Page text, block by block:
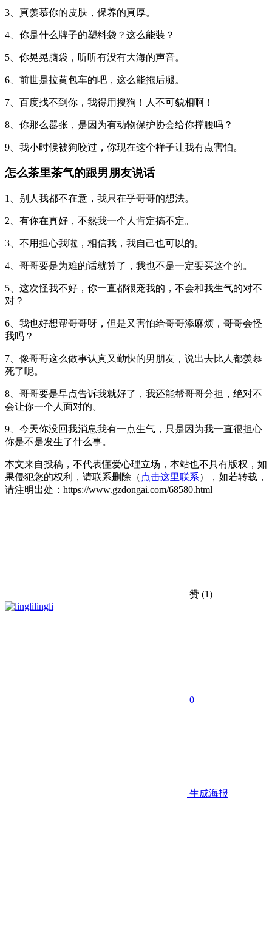
3、真羡慕你的皮肤，保养的真厚。
4、你是什么牌子的塑料袋？这么能装？
5、你晃晃脑袋，听听有没有大海的声音。
6、前世是拉黄包车的吧，这么能拖后腿。
7、百度找不到你，我得用搜狗！人不可貌相啊！
8、你那么嚣张，是因为有动物保护协会给你撑腰吗？
9、我小时候被狗咬过，你现在这个样子让我有点害怕。
怎么茶里茶气的跟男朋友说话
1、别人我都不在意，我只在乎哥哥的想法。
2、有你在真好，不然我一个人肯定搞不定。
3、不用担心我啦，相信我，我自己也可以的。
4、哥哥要是为难的话就算了，我也不是一定要买这个的。
5、这次怪我不好，你一直都很宠我的，不会和我生气的对不
对？
6、我也好想帮哥哥呀，但是又害怕给哥哥添麻烦，哥哥会怪
我吗？
7、像哥哥这么做事认真又勤快的男朋友，说出去比人都羡慕
死了呢。
8、哥哥要是早点告诉我就好了，我还能帮哥哥分担，绝对不
会让你一个人面对的。
9、今天你没回我消息我有一点生气，只是因为我一直很担心
你是不是发生了什么事。
本文来自投稿，不代表懂爱心理立场，本站也不具有版权，如
果侵犯您的权利，请联系删除（ 点击这里联系），如若转载，
请注明出处：https://www.gzdongai.com/68580.html
赞 (1)
lingli
0
生成海报